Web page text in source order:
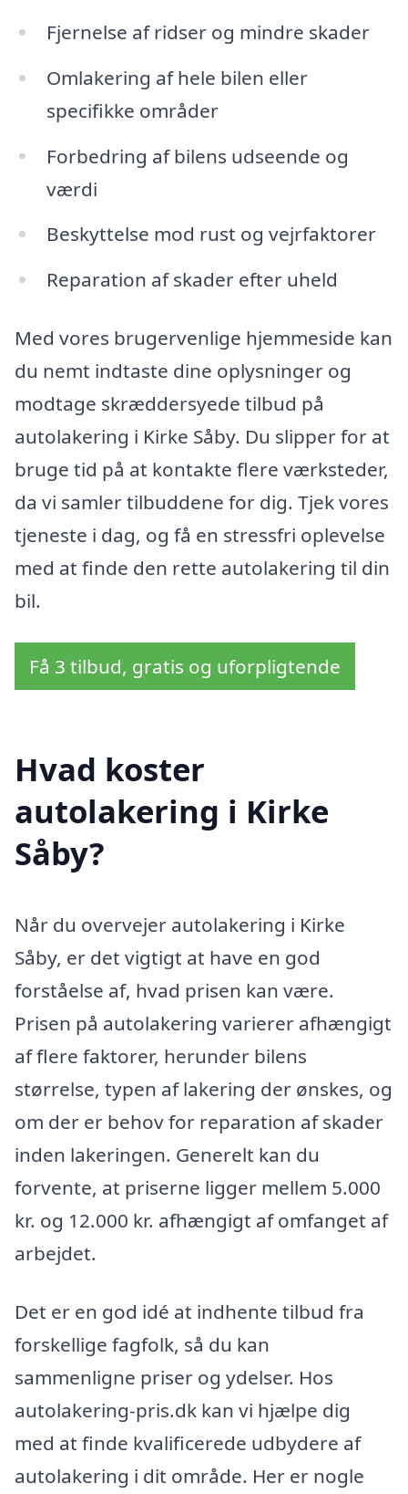
Fjernelse af ridser og mindre skader
Omlakering af hele bilen eller
specifikke områder
Forbedring af bilens udseende og
værdi
Beskyttelse mod rust og vejrfaktorer
Reparation af skader efter uheld
Med vores brugervenlige hjemmeside kan
du nemt indtaste dine oplysninger og
modtage skræddersyede tilbud på
autolakering i Kirke Såby. Du slipper for at
bruge tid på at kontakte flere værksteder,
da vi samler tilbuddene for dig. Tjek vores
tjeneste i dag, og få en stressfri oplevelse
med at finde den rette autolakering til din
bil.
Få 3 tilbud, gratis og uforpligtende
Hvad koster
autolakering i Kirke
Såby?
Når du overvejer autolakering i Kirke
Såby, er det vigtigt at have en god
forståelse af, hvad prisen kan være.
Prisen på autolakering varierer afhængigt
af flere faktorer, herunder bilens
størrelse, typen af lakering der ønskes, og
om der er behov for reparation af skader
inden lakeringen. Generelt kan du
forvente, at priserne ligger mellem 5.000
kr. og 12.000 kr. afhængigt af omfanget af
arbejdet.
Det er en god idé at indhente tilbud fra
forskellige fagfolk, så du kan
sammenligne priser og ydelser. Hos
autolakering-pris.dk kan vi hjælpe dig
med at finde kvalificerede udbydere af
autolakering i dit område. Her er nogle